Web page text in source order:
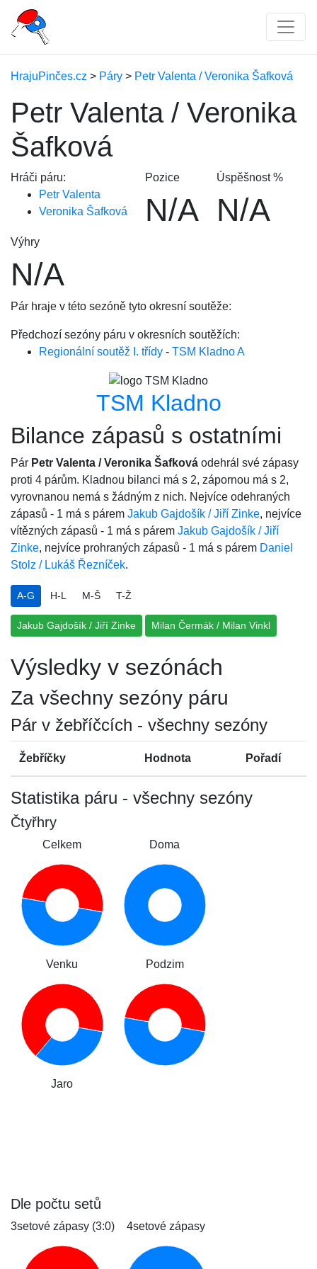
HrajuPinčes.cz > Páry > Petr Valenta / Veronika Šafková
Petr Valenta / Veronika
Šafková
Hráči páru:
Petr Valenta
Veronika Šafková
Pozice
N/A
Úspěšnost %
N/A
Výhry
N/A
Pár hraje v této sezóně tyto okresní soutěže:
Předchozí sezóny páru v okresních soutěžích:
Regionální soutěž I. třídy - TSM Kladno A
TSM Kladno
Bilance zápasů s ostatními
Pár Petr Valenta / Veronika Šafková odehrál své zápasy
proti 4 párům. Kladnou bilanci má s 2, zápornou má s 2,
vyrovnanou nemá s žádným z nich. Nejvíce odehraných
zápasů - 1 má s párem Jakub Gajdošík / Jiří Zinke, nejvíce
vítězných zápasů - 1 má s párem Jakub Gajdošík / Jiří
Zinke, nejvíce prohraných zápasů - 1 má s párem Daniel
Stolz / Lukáš Řezníček.
A-G H-L M-Š T-Ž
Jakub Gajdošík / Jiří Zinke Milan Čermák / Milan Vinkl
Výsledky v sezónách
Za všechny sezóny páru
Pár v žebříčcích - všechny sezóny
Žebříčky Hodnota Pořadí
Statistika páru - všechny sezóny
Čtyřhry
Celkem Doma
Venku Podzim
Jaro
Dle počtu setů
3setové zápasy (3:0) 4setové zápasy